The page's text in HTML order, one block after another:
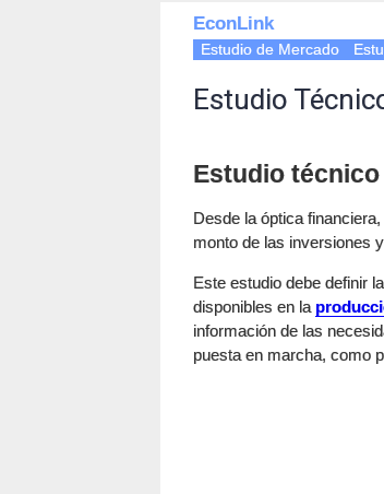
EconLink
Estudio de Mercado
Estudio
Estudio
Desde la óptica
monto de las inversiones
Este estudio debe definir
disponibles en la
información de las
puesta en marcha, como